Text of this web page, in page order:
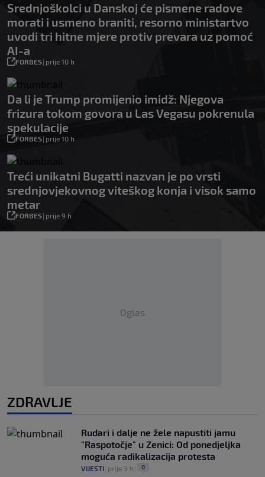
Srednjoškolci u Danskoj će pismene radove
morati i usmeno braniti, resorno ministartvo
uvodi tri hitne mjere protiv prevara uz pomoć
AI-a
FORBES| prije 10 h
Da li je Trump promijenio imidž: Njegova
frizura tokom govora u Las Vegasu pokrenula
spekulacije
FORBES| prije 10 h
Treći unikatni Bugatti nazvan je po vrsti
srednjovjekovnog viteškog konja i visok samo
metar
FORBES| prije 9 h
Oglas
ZDRAVLJE
Rudari i dalje ne žele napustiti jamu
"Raspotočje" u Zenici: Od ponedjeljka
moguća radikalizacija protesta
VIJESTI prije 3 h 0